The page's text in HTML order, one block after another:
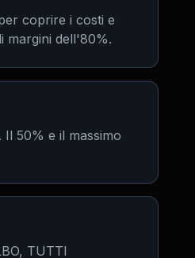
coprire i costi e
margini dell'80%.
50% e il massimo
TUTTI